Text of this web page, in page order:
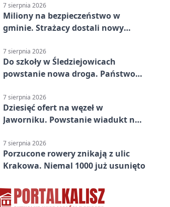
7 sierpnia 2026
Miliony na bezpieczeństwo w
gminie. Strażacy dostali nowy
7 sierpnia 2026
Do szkoły w Śledziejowicach
powstanie nowa droga. Państwo
7 sierpnia 2026
Dziesięć ofert na węzeł w
Jaworniku. Powstanie wiadukt nad
7 sierpnia 2026
Porzucone rowery znikają z ulic
Krakowa. Niemal 1000 już usunięto